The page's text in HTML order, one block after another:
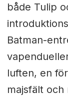
både Tulip
Batman-
luften, en
majsfält